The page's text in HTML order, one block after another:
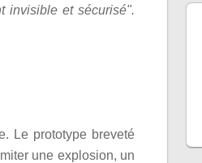
invisible et sécurisé".
Le prototype breveté
une explosion, un